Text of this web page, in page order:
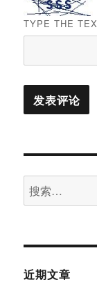
TYPE THE
搜
索：
近期文章